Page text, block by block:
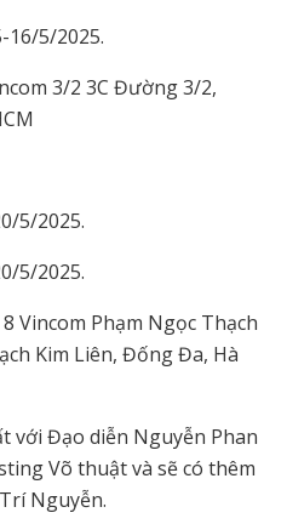
16/5/2025.
3/2 3C Đường 3/2,
5/2025.
5/2025.
Vincom Phạm Ngọc Thạch
Kim Liên, Đống Đa, Hà
với Đạo diễn Nguyễn Phan
Võ thuật và sẽ có thêm
Nguyễn.